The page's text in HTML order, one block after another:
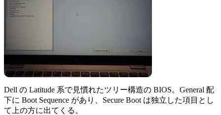
Dell の Latitude 系で見慣れたツリー構造の BIOS。General 配
下に Boot Sequence があり、Secure Boot は独立した項目とし
て上の方に出てくる。